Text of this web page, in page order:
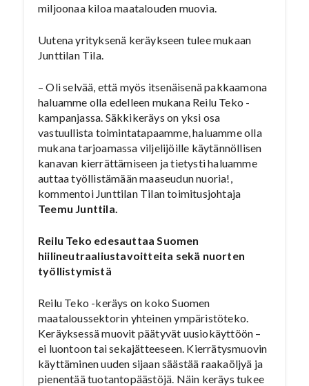
miljoonaa kiloa maatalouden muovia.
Uutena yrityksenä keräykseen tulee mukaan
Junttilan Tila.
– Oli selvää, että myös itsenäisenä pakkaamona
haluamme olla edelleen mukana Reilu Teko -
kampanjassa. Säkkikeräys on yksi osa
vastuullista toimintatapaamme, haluamme olla
mukana tarjoamassa viljelijöille käytännöllisen
kanavan kierrättämiseen ja tietysti haluamme
auttaa työllistämään maaseudun nuoria!,
kommentoi Junttilan Tilan toimitusjohtaja
Teemu Junttila.
Reilu Teko edesauttaa Suomen
hiilineutraaliustavoitteita sekä nuorten
työllistymistä
Reilu Teko -keräys on koko Suomen
maataloussektorin yhteinen ympäristöteko.
Keräyksessä muovit päätyvät uusiokäyttöön –
ei luontoon tai sekajätteeseen. Kierrätysmuovin
käyttäminen uuden sijaan säästää raakaöljyä ja
pienentää tuotantopäästöjä. Näin keräys tukee